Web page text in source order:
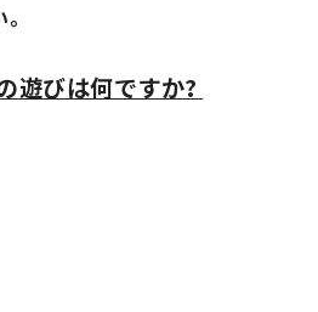
遊びは何ですか?